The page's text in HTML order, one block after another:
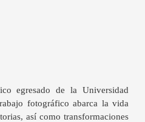
egresado de la Universidad
fotográfico abarca la vida
así como transformaciones